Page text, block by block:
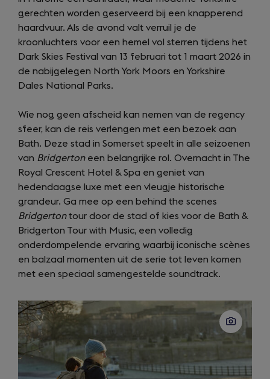
gerechten worden geserveerd bij een knapperend
haardvuur. Als de avond valt verruil je de
kroonluchters voor een hemel vol sterren tijdens het
Dark Skies Festival van 13 februari tot 1 maart 2026 in
de nabijgelegen North York Moors en Yorkshire
Dales National Parks.
Wie nog geen afscheid kan nemen van de regency
sfeer, kan de reis verlengen met een bezoek aan
Bath. Deze stad in Somerset speelt in alle seizoenen
van Bridgertoneen belangrijke rol. Overnacht in The
Royal Crescent Hotel & Spa en geniet van
hedendaagse luxe met een vleugje historische
grandeur. Ga mee op een behind the scenes
Bridgertontour door de stad of kies voor de Bath &
Bridgerton Tour with Music, een volledig
onderdompelende ervaring waarbij iconische scènes
en balzaal momenten uit de serie tot leven komen
met een speciaal samengestelde soundtrack.